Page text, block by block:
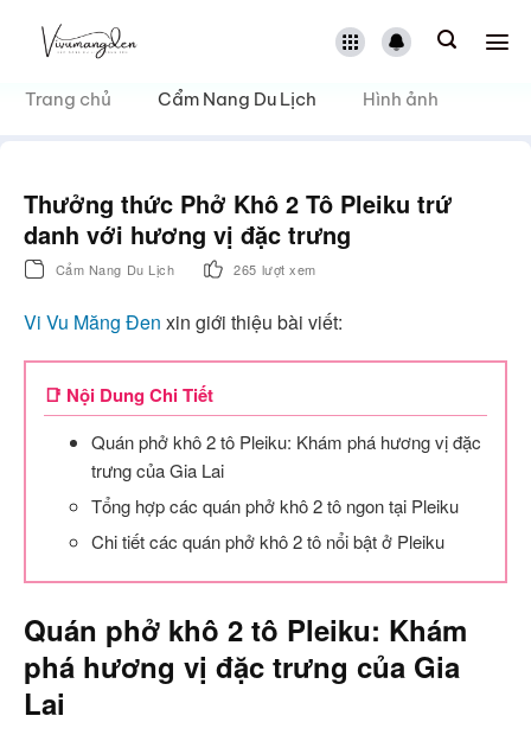
dungTrang chủ Cẩm Nang Du Lịch Hình ảnh
Thưởng thức Phở Khô 2 Tô Pleiku trứ
danh với hương vị đặc trưng
Cẩm Nang Du Lịch 265 lượt xem
Vi Vu Măng Đen xin giới thiệu bài viết:
📑 Nội Dung Chi Tiết
Quán phở khô 2 tô Pleiku: Khám phá hương vị đặc
trưng của Gia Lai
Tổng hợp các quán phở khô 2 tô ngon tại Pleiku
Chi tiết các quán phở khô 2 tô nổi bật ở Pleiku
Quán phở khô 2 tô Pleiku: Khám
phá hương vị đặc trưng của Gia
Lai